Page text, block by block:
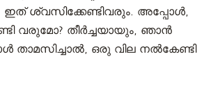
ശ്വസിക്കേണ്ടിവരും. അപ്പോൾ,
വരുമോ? തീർച്ചയായും, ഞാൻ
താമസിച്ചാൽ, ഒരു വില നൽകേണ്ടി